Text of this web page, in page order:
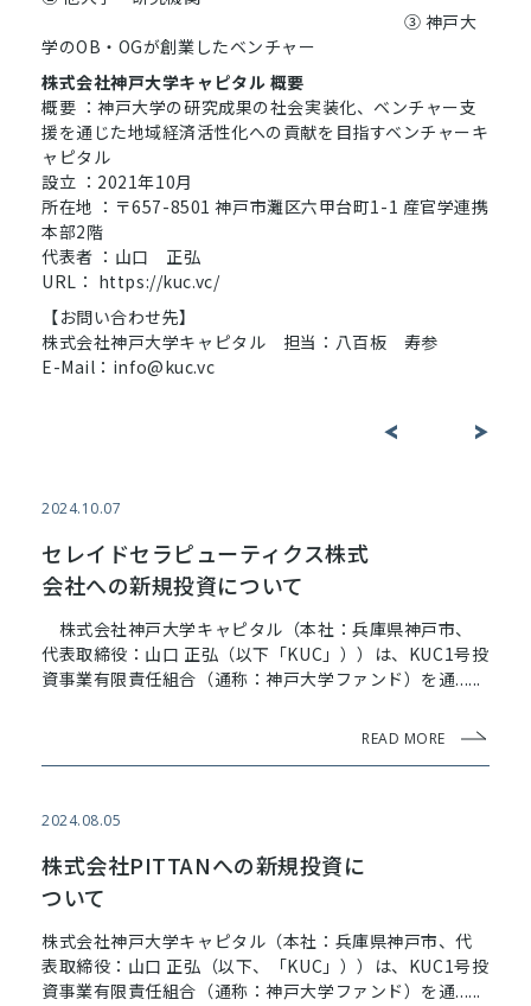
③ 神戸大
学のOB・OGが創業したベンチャー
株式会社神戸大学キャピタル 概要
概要 ：神戸大学の研究成果の社会実装化、ベンチャー支
援を通じた地域経済活性化への貢献を目指すベンチャーキ
ャピタル
設立 ：2021年10月
所在地 ：〒657-8501 神戸市灘区六甲台町1-1 産官学連携
本部2階
代表者 ：山口 正弘
URL： https://kuc.vc/
【お問い合わせ先】
株式会社神戸大学キャピタル 担当：八百板 寿参
E-Mail：info@kuc.vc
ナ
ビ
ゲ
ー
シ
ョ
< >
2024.10.07
セレイドセラピューティクス株式
会社への新規投資について
株式会社神戸大学キャピタル（本社：兵庫県神戸市、
代表取締役：山口 正弘（以下「KUC」））は、KUC1号投
資事業有限責任組合（通称：神戸大学ファンド）を通......
READ MORE
2024.08.05
株式会社PITTANへの新規投資に
ついて
株式会社神戸大学キャピタル（本社：兵庫県神戸市、代
表取締役：山口 正弘（以下、「KUC」））は、KUC1号投
資事業有限責任組合（通称：神戸大学ファンド）を通......